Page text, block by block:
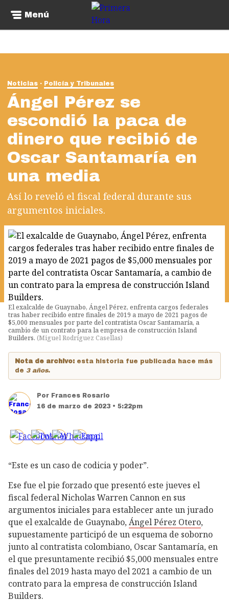
Menú
Noticias Policía y Tribunales
Ángel Pérez se
escondió la paca de
dinero que recibió de
Oscar Santamaría en
una media
Así lo reveló el fiscal federal durante sus
argumentos iniciales.
El exalcalde de Guaynabo, Ángel Pérez, enfrenta cargos federales
tras haber recibido entre finales de 2019 a mayo de 2021 pagos de
$5,000 mensuales por parte del contratista Oscar Santamaría, a
cambio de un contrato para la empresa de construcción Island
Builders. (Miguel Rodríguez Casellas)
Nota de archivo: esta historia fue publicada hace más
de 3 años.
Por Frances Rosario
16 de marzo de 2023 • 5:22pm
“Este es un caso de codicia y poder”.
Ese fue el pie forzado que presentó este jueves el
fiscal federal Nicholas Warren Cannon en sus
argumentos iniciales para establecer ante un jurado
que el exalcalde de Guaynabo,Ángel Pérez Otero,
supuestamente participó de un esquema de soborno
junto al contratista colombiano, Oscar Santamaría, en
el que presuntamente recibió $5,000 mensuales entre
finales del 2019 hasta mayo del 2021 a cambio de un
contrato para la empresa de construcción Island
Builders.